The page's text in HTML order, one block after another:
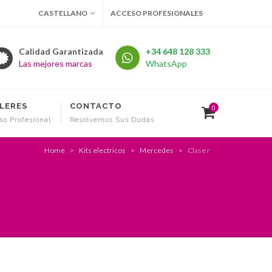
CASTELLANO ACCESO PROFESIONALES
Calidad Garantizada
Las mejores marcas
+34 648 128 333
WhatsApp
Profesional
CONTACTO
Resolvemos Sus Dudas
0
Home Kits electricos Mercedes Clase r